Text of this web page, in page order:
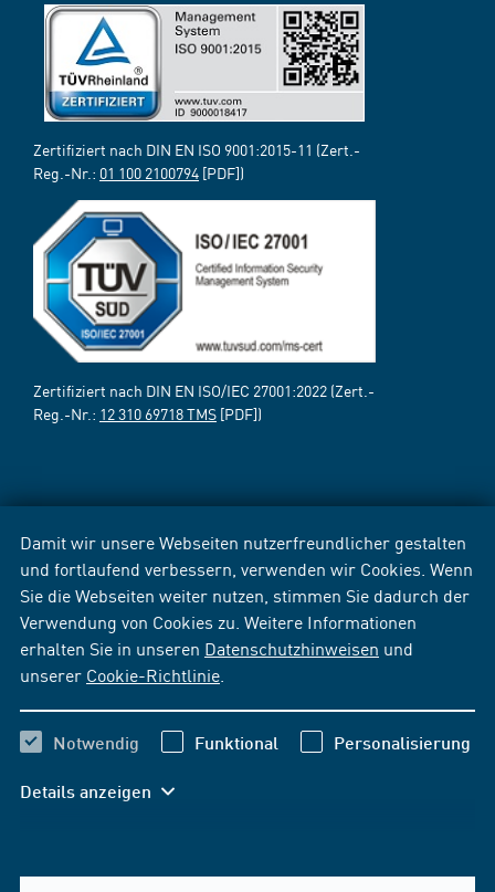
Damit wir unsere Webseiten nutzerfreundlicher gestalten
und fortlaufend verbessern, verwenden wir Cookies. Wenn
Sie die Webseiten weiter nutzen, stimmen Sie dadurch der
Verwendung von Cookies zu. Weitere Informationen
erhalten Sie in unseren Datenschutzhinweisen und
unserer Cookie-Richtlinie
Notwendig Funktional Personalisierung
Details anzeigen
Zertifiziert nach DIN EN ISO 9001:2015-11 (Zert.-
Reg.-Nr.: 01 100 2100794 [PDF])
Zertifiziert nach DIN EN ISO/IEC 27001:2022 (Zert.-
Reg.-Nr.: 12 310 69718 TMS [PDF])